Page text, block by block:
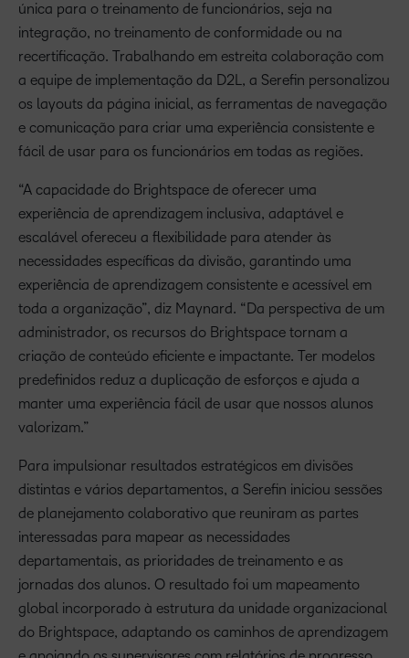
única para o treinamento de funcionários, seja na
integração, no treinamento de conformidade ou na
recertificação. Trabalhando em estreita colaboração com
a equipe de implementação da D2L, a Serefin personalizou
os layouts da página inicial, as ferramentas de navegação
e comunicação para criar uma experiência consistente e
fácil de usar para os funcionários em todas as regiões.
“A capacidade do Brightspace de oferecer uma
experiência de aprendizagem inclusiva, adaptável e
escalável ofereceu a flexibilidade para atender às
necessidades específicas da divisão, garantindo uma
experiência de aprendizagem consistente e acessível em
toda a organização”, diz Maynard. “Da perspectiva de um
administrador, os recursos do Brightspace tornam a
criação de conteúdo eficiente e impactante. Ter modelos
predefinidos reduz a duplicação de esforços e ajuda a
manter uma experiência fácil de usar que nossos alunos
valorizam.”
Para impulsionar resultados estratégicos em divisões
distintas e vários departamentos, a Serefin iniciou sessões
de planejamento colaborativo que reuniram as partes
interessadas para mapear as necessidades
departamentais, as prioridades de treinamento e as
jornadas dos alunos. O resultado foi um mapeamento
global incorporado à estrutura da unidade organizacional
do Brightspace, adaptando os caminhos de aprendizagem